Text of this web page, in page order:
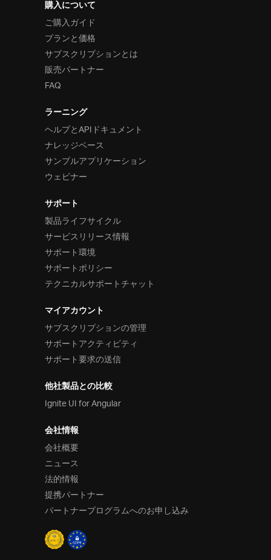
購入について
ご購入ガイド
プランと価格
サブスクリプションとは
販売パートナー
FAQ
ラーニング
ヘルプとAPIドキュメント
ナレッジベース
サンプルアプリケーション
ウェビナー
サポート
製品ライフサイクル
サービスリリース情報
サポート環境
サポートポリシー
テクニカルサポートチャット
マイアカウント
サブスクリプションの管理
サポートアクティビティ
サポート要求の送信
他社製品との比較
Ignite UI for Angular
会社情報
会社概要
ニュース
法的情報
提携パートナー
パートナープログラムへのお申し込み